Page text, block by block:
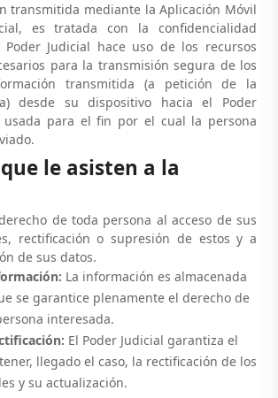
transmitida mediante la Aplicación Móvil
es tratada con la confidencialidad
Judicial hace uso de los recursos
para la transmisión segura de los
transmitida (a petición de la
desde su dispositivo hacia el Poder
usada para el fin por el cual la persona
le asisten a la
de toda persona al acceso de sus
rectificación o supresión de estos y a
de sus datos.
La información es almacenada
se garantice plenamente el derecho de
interesada.
El Poder Judicial garantiza el
llegado el caso, la rectificación de los
y su actualización.